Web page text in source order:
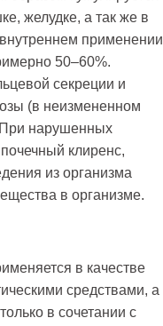
желудке, а так же в
применении
50–60%.
секреции и
(в неизмененном
При нарушенных
клиренс,
из организма
в организме.
в качестве
средствами, а
в сочетании с